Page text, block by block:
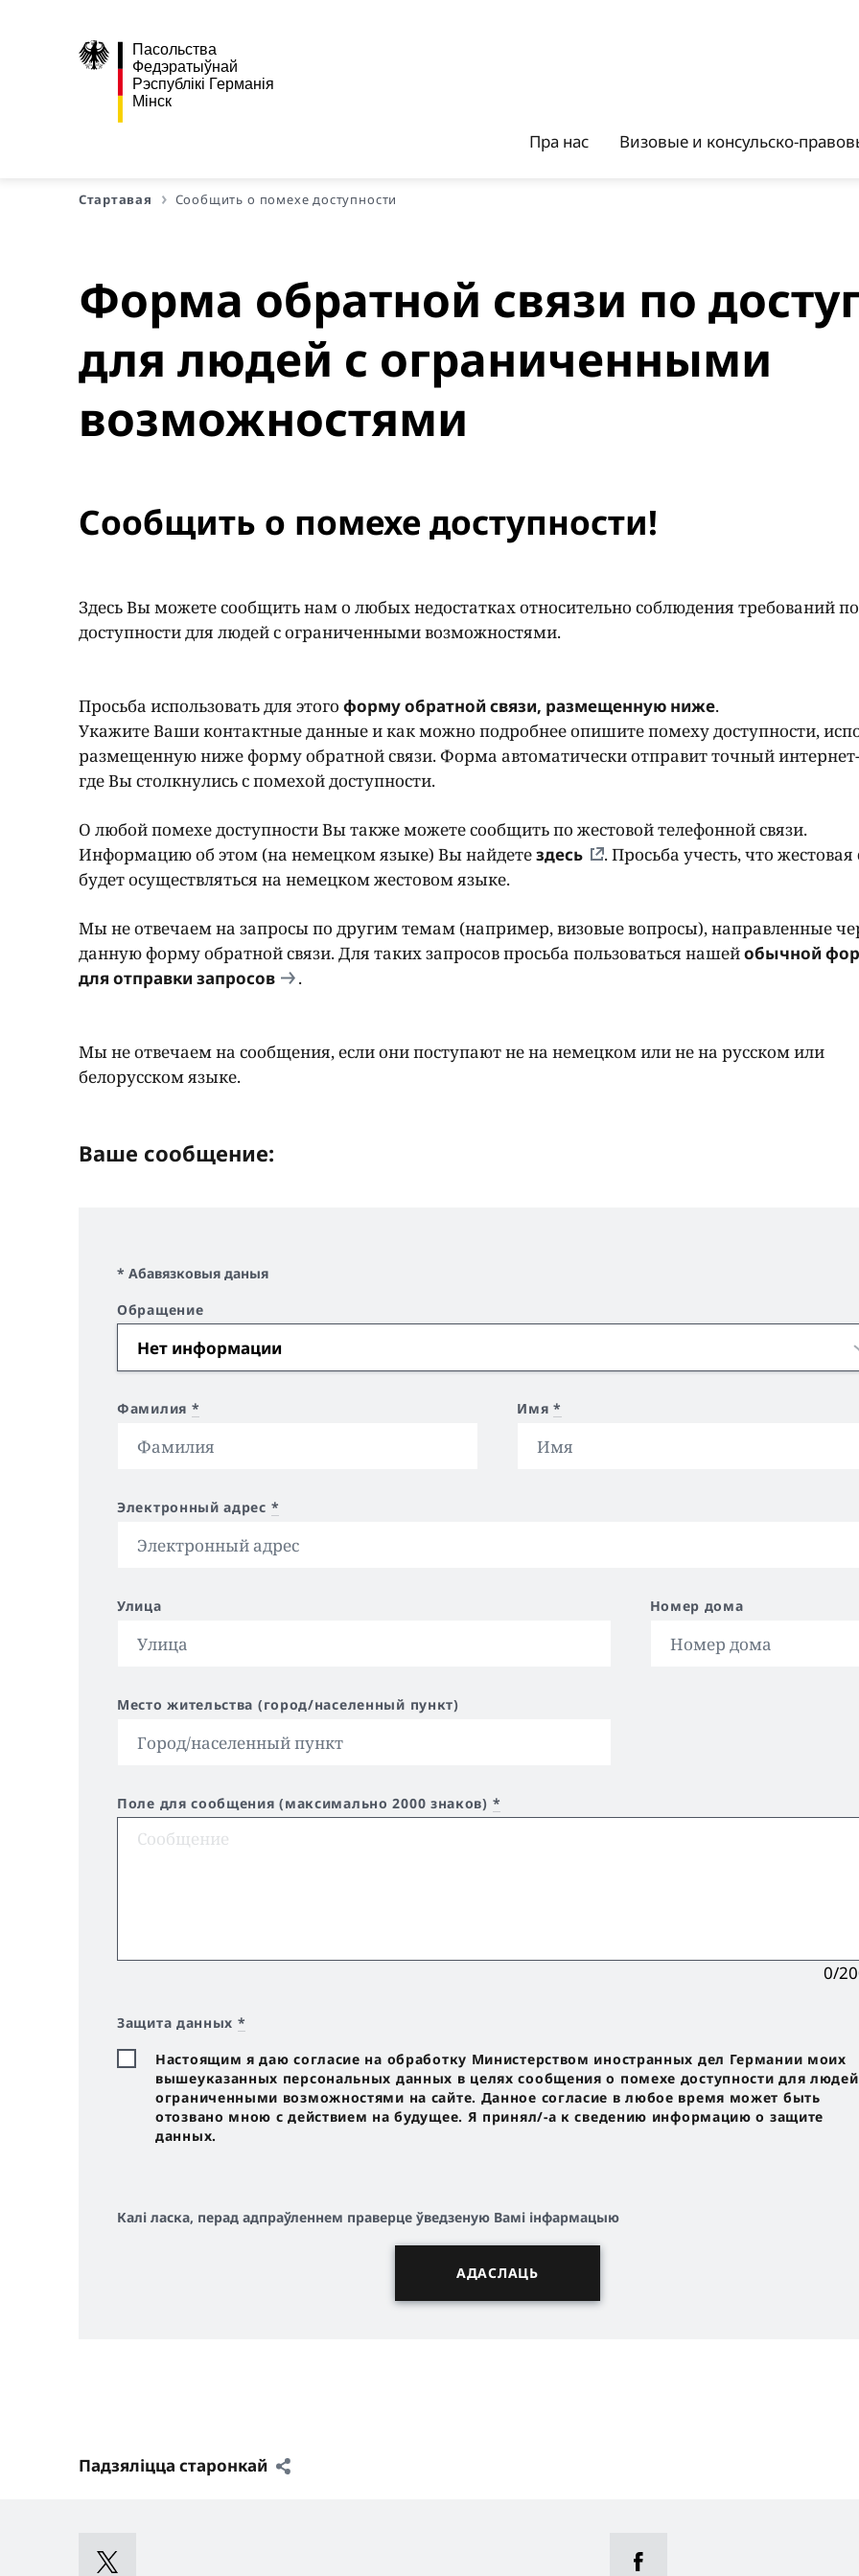
Пасольства
Федэратыўнай
Рэспублікі Германія
Мінск
Пра нас Визовые и консульско-
Стартавая Сообщить о помехе доступности
Форма обратной связи по
для людей с ограниченными
возможностями
Сообщить о помехе доступности!
Здесь Вы можете сообщить нам о любых недостатках относительно соблюдения требований по
доступности для людей с ограниченными возможностями.
Просьба использовать для этого форму обратной связи, размещенную ниже.
Укажите Ваши контактные данные и как можно подробнее опишите помеху доступности,
размещенную ниже форму обратной связи. Форма автоматически отправит точный
где Вы столкнулись с помехой доступности.
О любой помехе доступности Вы также можете сообщить по жестовой телефонной связи.
Информацию об этом (на немецком языке) Вы найдетездесь
. Просьба учесть, что жестовая
будет осуществляться на немецком жестовом языке.
Мы не отвечаем на запросы по другим темам (например, визовые вопросы), направленные
данную форму обратной связи. Для таких запросов просьба пользоваться нашейобычной
для отправки запросов
.
Мы не отвечаем на сообщения, если они поступают не на немецком или не на русском или
белорусском языке.
Ваше сообщение:
* Абавязковыя даныя
Обращение
Фамилия * Имя*
Электронный адрес *
Улица Номер дома
Место жительства (город/населенный пункт)
Поле для сообщения (максимально 2000 знаков) *
0/
Защита данных *
Настоящим я даю согласие на обработку Министерством иностранных дел Германии моих
вышеуказанных персональных данных в целях сообщения о помехе доступности для людей
ограниченными возможностями на сайте. Данное согласие в любое время может быть
отозвано мною с действием на будущее. Я принял/-a к сведению информацию о защите
данных.
Калі ласка, перад адпраўленнем праверце ўведзеную Вамі інфармацыю
Падзяліцца старонкай